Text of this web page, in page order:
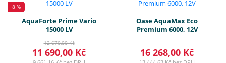
8 %
AquaForte Prime Vario
15000 LV
12 670,00 Kč
11 690,00 Kč
Oase AquaMax Eco
Premium 6000, 12V
16 268,00 Kč